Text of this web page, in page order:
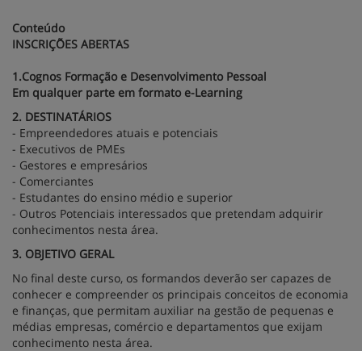
Conteúdo
INSCRIÇÕES ABERTAS
1.Cognos Formação e Desenvolvimento Pessoal
Em qualquer parte em formato e-Learning
2. DESTINATÁRIOS
- Empreendedores atuais e potenciais
- Executivos de PMEs
- Gestores e empresários
- Comerciantes
- Estudantes do ensino médio e superior
- Outros Potenciais interessados que pretendam adquirir
conhecimentos nesta área.
3. OBJETIVO GERAL
No final deste curso, os formandos deverão ser capazes de
conhecer e compreender os principais conceitos de economia
e finanças, que permitam auxiliar na gestão de pequenas e
médias empresas, comércio e departamentos que exijam
conhecimento nesta área.